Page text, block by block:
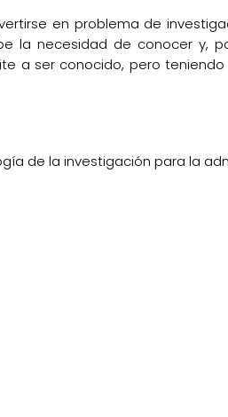
en problema de
la necesidad de conocer y,
a ser conocido, pero
de la investigación para la